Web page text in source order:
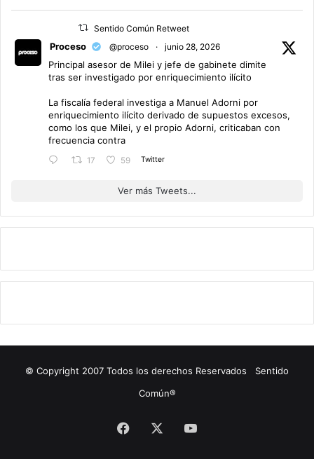
Sentido Común Retweet
Proceso @proceso · junio 28, 2026
Principal asesor de Milei y jefe de gabinete dimite
tras ser investigado por enriquecimiento ilícito
La fiscalía federal investiga a Manuel Adorni por
enriquecimiento ilícito derivado de supuestos excesos,
como los que Milei, y el propio Adorni, criticaban con
frecuencia contra
17 59 Twitter
Ver más Tweets...
© Copyright 2007 Todos los derechos Reservados Sentido
Común®
Facebook YouTube